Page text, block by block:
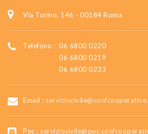
Via Torino, 146 - 00184 Roma
Telefono : 06 6800 0220
06 6800 0219
06 6800 0233
Email :
Pec :